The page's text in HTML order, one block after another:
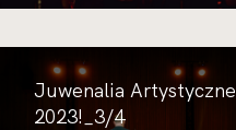
Juwenalia Artystyczne
2023!_3/4